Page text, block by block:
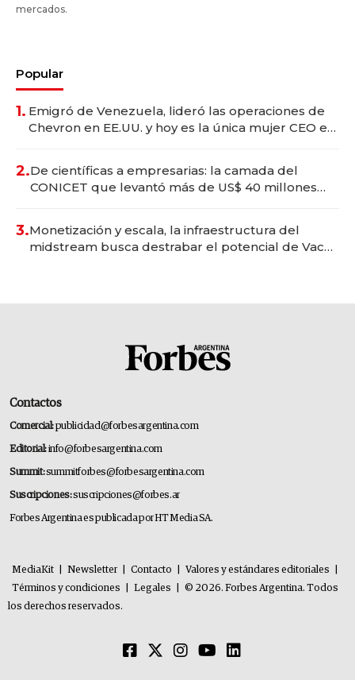
mercados.
Popular
1. Emigró de Venezuela, lideró las operaciones de
Chevron en EE.UU. y hoy es la única mujer CEO en
2.De científicas a empresarias: la camada del
CONICET que levantó más de US$ 40 millones
3.Monetización y escala, la infraestructura del
midstream busca destrabar el potencial de Vaca
Contactos
Comercial:publicidad@forbesargentina.com
Editorial:info@forbesargentina.com
Summit:summitforbes@forbesargentina.com
Suscripciones:suscripciones@forbes.ar
Forbes Argentina es publicada por HT Media SA.
MediaKit Newsletter Contacto Valores y estándares editoriales
Términos y condiciones
Legales
© 2026. Forbes Argentina. Todos
los derechos reservados.